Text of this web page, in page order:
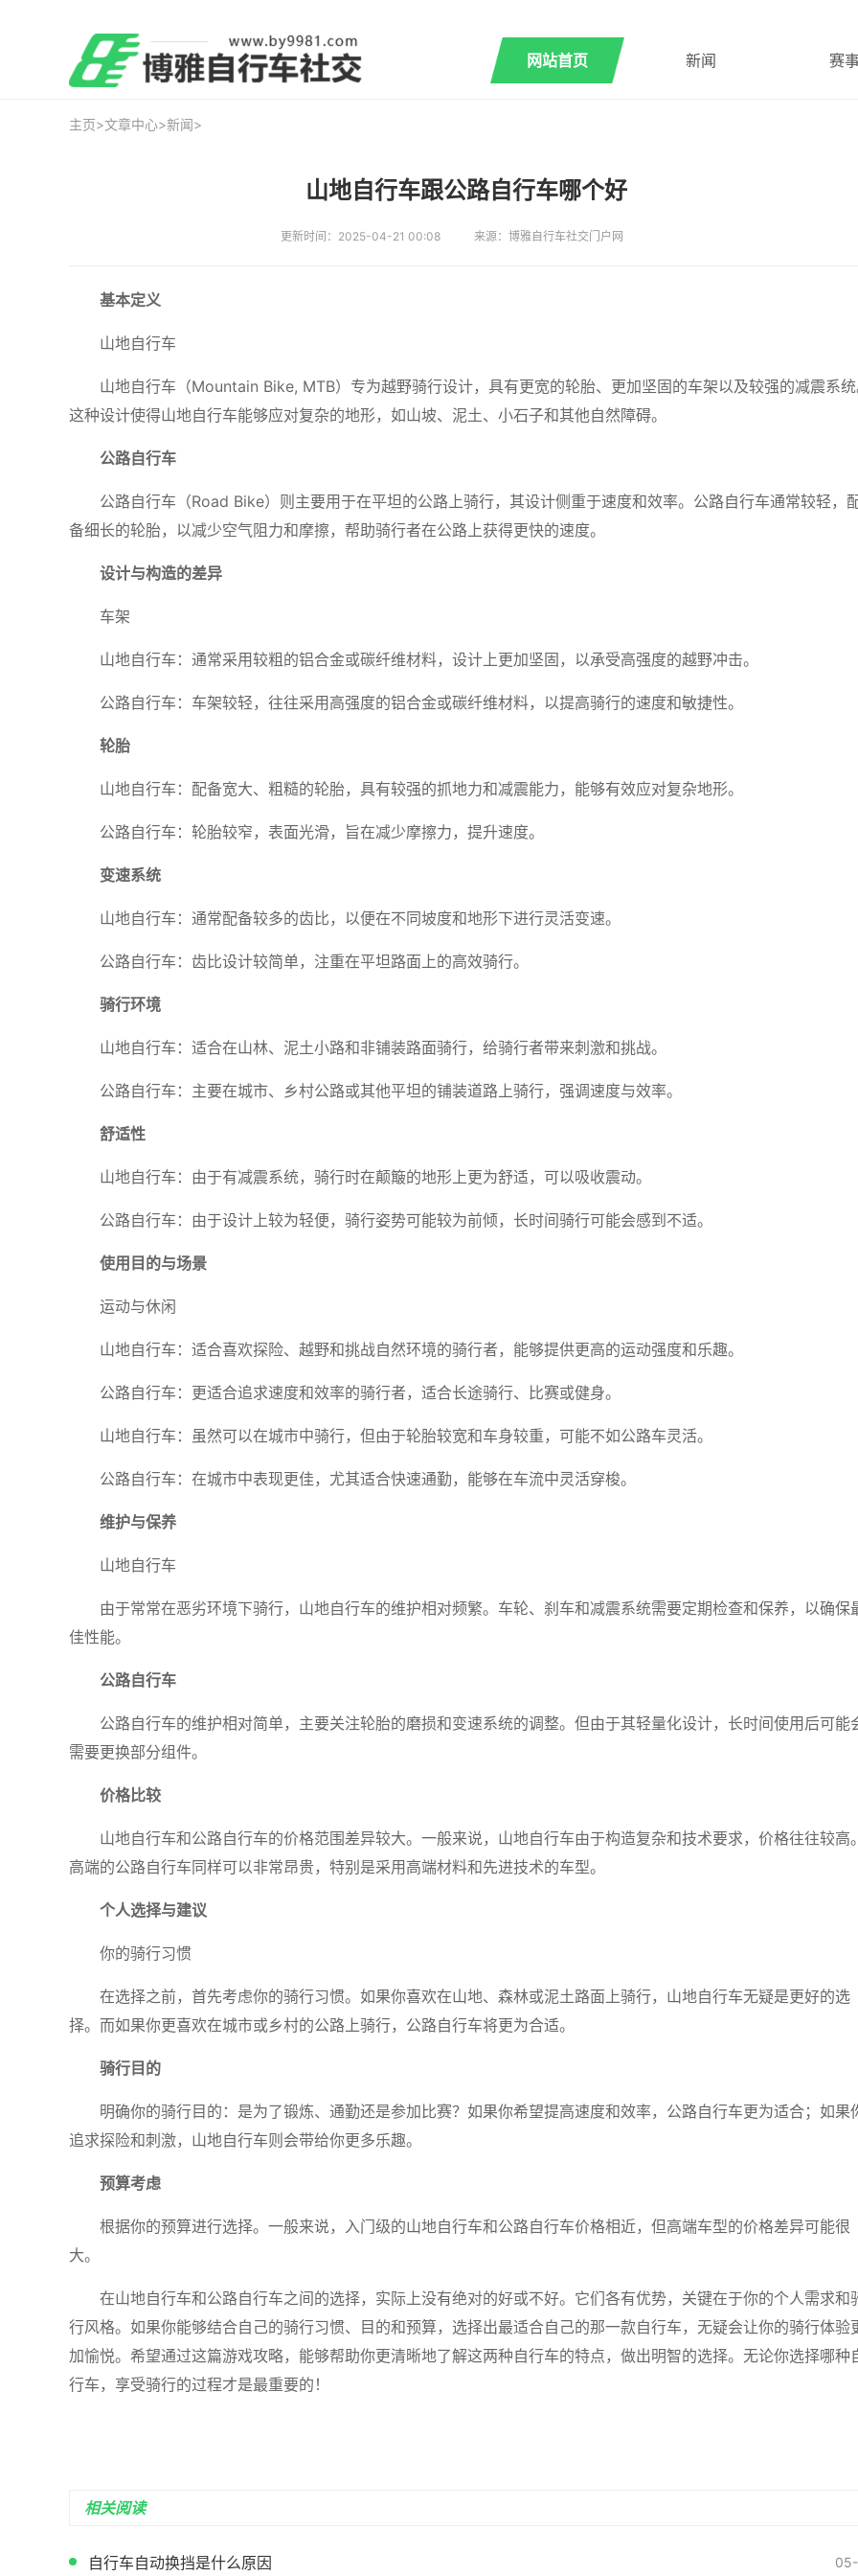
网站首页 新闻 赛
主页>文章中心>新闻>
山地自行车跟公路自行车哪个好
更新时间：2025-04-21 00:08 来源：博雅自行车社交门户网
基本定义
山地自行车
山地自行车（Mountain Bike, MTB）专为越野骑行设计，具有更宽的轮胎、更加坚固的车架以及较强的减震系
这种设计使得山地自行车能够应对复杂的地形，如山坡、泥土、小石子和其他自然障碍。
公路自行车
公路自行车（Road Bike）则主要用于在平坦的公路上骑行，其设计侧重于速度和效率。公路自行车通常较轻，
备细长的轮胎，以减少空气阻力和摩擦，帮助骑行者在公路上获得更快的速度。
设计与构造的差异
车架
山地自行车：通常采用较粗的铝合金或碳纤维材料，设计上更加坚固，以承受高强度的越野冲击。
公路自行车：车架较轻，往往采用高强度的铝合金或碳纤维材料，以提高骑行的速度和敏捷性。
轮胎
山地自行车：配备宽大、粗糙的轮胎，具有较强的抓地力和减震能力，能够有效应对复杂地形。
公路自行车：轮胎较窄，表面光滑，旨在减少摩擦力，提升速度。
变速系统
山地自行车：通常配备较多的齿比，以便在不同坡度和地形下进行灵活变速。
公路自行车：齿比设计较简单，注重在平坦路面上的高效骑行。
骑行环境
山地自行车：适合在山林、泥土小路和非铺装路面骑行，给骑行者带来刺激和挑战。
公路自行车：主要在城市、乡村公路或其他平坦的铺装道路上骑行，强调速度与效率。
舒适性
山地自行车：由于有减震系统，骑行时在颠簸的地形上更为舒适，可以吸收震动。
公路自行车：由于设计上较为轻便，骑行姿势可能较为前倾，长时间骑行可能会感到不适。
使用目的与场景
运动与休闲
山地自行车：适合喜欢探险、越野和挑战自然环境的骑行者，能够提供更高的运动强度和乐趣。
公路自行车：更适合追求速度和效率的骑行者，适合长途骑行、比赛或健身。
山地自行车：虽然可以在城市中骑行，但由于轮胎较宽和车身较重，可能不如公路车灵活。
公路自行车：在城市中表现更佳，尤其适合快速通勤，能够在车流中灵活穿梭。
维护与保养
山地自行车
由于常常在恶劣环境下骑行，山地自行车的维护相对频繁。车轮、刹车和减震系统需要定期检查和保养，以确保
佳性能。
公路自行车
公路自行车的维护相对简单，主要关注轮胎的磨损和变速系统的调整。但由于其轻量化设计，长时间使用后可能
需要更换部分组件。
价格比较
山地自行车和公路自行车的价格范围差异较大。一般来说，山地自行车由于构造复杂和技术要求，价格往往较高
高端的公路自行车同样可以非常昂贵，特别是采用高端材料和先进技术的车型。
个人选择与建议
你的骑行习惯
在选择之前，首先考虑你的骑行习惯。如果你喜欢在山地、森林或泥土路面上骑行，山地自行车无疑是更好的选
择。而如果你更喜欢在城市或乡村的公路上骑行，公路自行车将更为合适。
骑行目的
明确你的骑行目的：是为了锻炼、通勤还是参加比赛？如果你希望提高速度和效率，公路自行车更为适合；如果
追求探险和刺激，山地自行车则会带给你更多乐趣。
预算考虑
根据你的预算进行选择。一般来说，入门级的山地自行车和公路自行车价格相近，但高端车型的价格差异可能很
大。
在山地自行车和公路自行车之间的选择，实际上没有绝对的好或不好。它们各有优势，关键在于你的个人需求和
行风格。如果你能够结合自己的骑行习惯、目的和预算，选择出最适合自己的那一款自行车，无疑会让你的骑行体验
加愉悦。希望通过这篇游戏攻略，能够帮助你更清晰地了解这两种自行车的特点，做出明智的选择。无论你选择哪种
行车，享受骑行的过程才是最重要的！
相关阅读
自行车自动换挡是什么原因